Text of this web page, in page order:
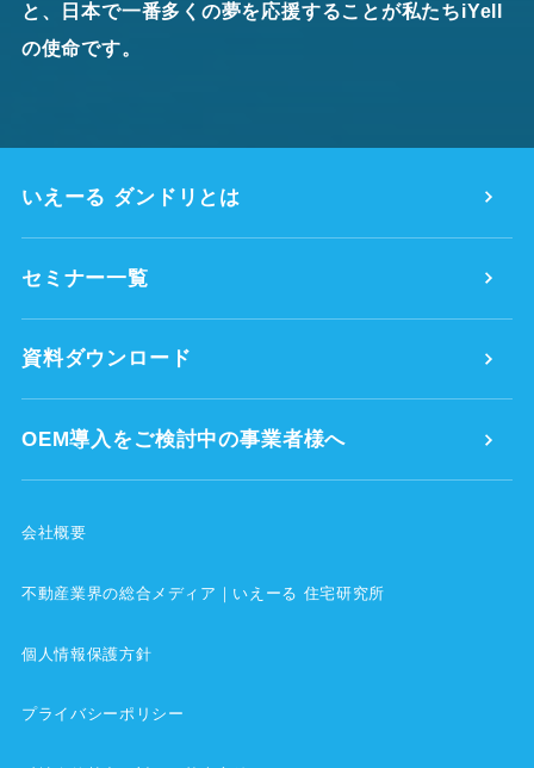
と、日本で一番多くの夢を応援することが私たちiYell
の使命です。
いえーる ダンドリとは
セミナー一覧
資料ダウンロード
OEM導入をご検討中の事業者様へ
会社概要
不動産業界の総合メディア｜いえーる 住宅研究所
個人情報保護方針
プライバシーポリシー